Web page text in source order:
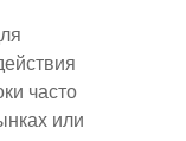
часто
или